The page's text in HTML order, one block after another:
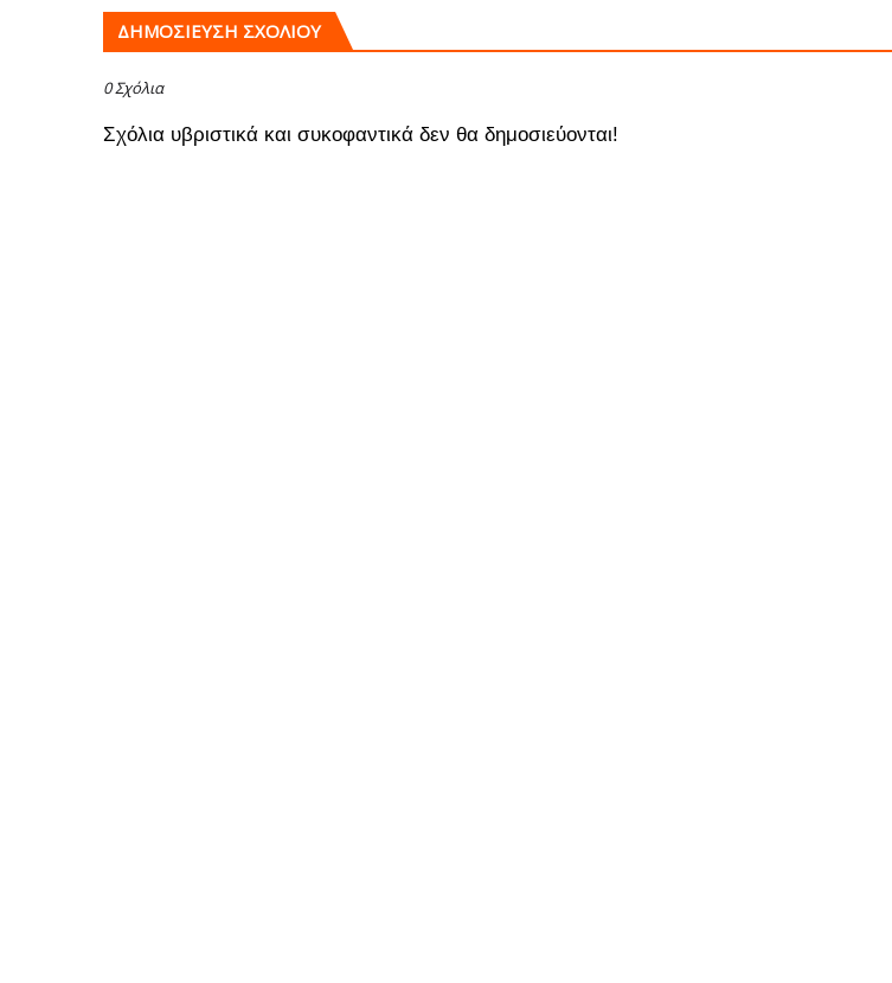
ΔΗΜΟΣΊΕΥΣΗ ΣΧΟΛΊΟΥ
0 Σχόλια
Σχόλια υβριστικά και συκοφαντικά δεν θα δημοσιεύονται!